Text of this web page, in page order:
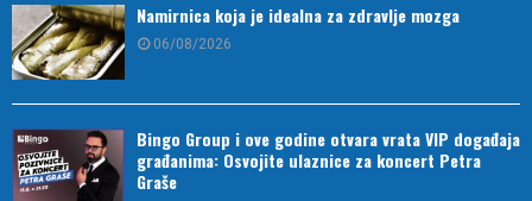
Namirnica koja je idealna za zdravlje mozga
06/08/2026
Bingo Group i ove godine otvara vrata VIP događaja
građanima: Osvojite ulaznice za koncert Petra
Graše